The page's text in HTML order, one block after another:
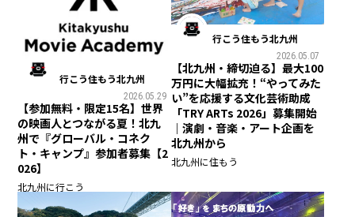
行こう住もう北九州
2026.05.29
【参加無料・限定15名】世界
の映画人とつながる夏！北九
州で『グローバル・コネク
ト・キャンプ』参加者募集【2
026】
北九州に行こう
行こう住もう北九州
2026.05.07
【北九州・締切迫る】最大100
万円に大幅拡充！“やってみた
い”を応援する文化芸術助成
「TRY ARTs 2026」募集開始
｜演劇・音楽・アート企画を
北九州から
北九州に住もう